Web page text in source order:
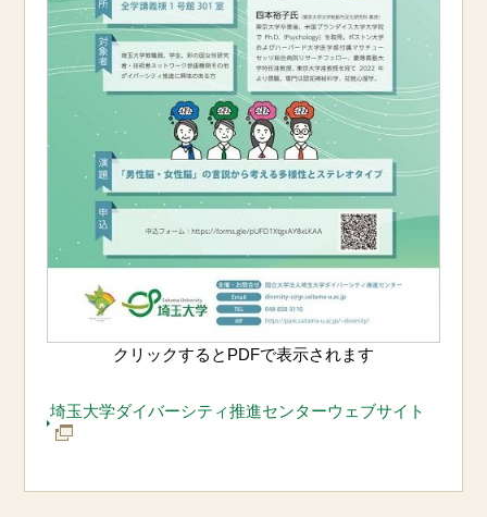
クリックするとPDFで表示されます
埼玉大学ダイバーシティ推進センターウェブサイト